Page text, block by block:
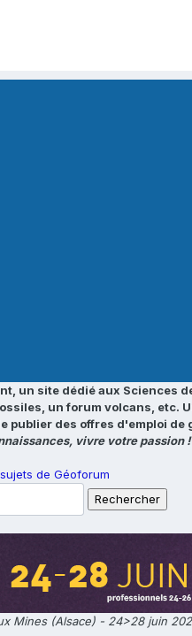
un site dédié aux Sciences
un forum volcans, etc.
des offres d'emploi
vivre votre passion !
de Géoforum
Mines (Alsace) - 24>28 juin